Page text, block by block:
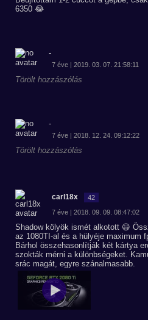
6350 😂
-
7 éve | 2019. 03. 07. 21:58:11
Törölt hozzászólás
-
7 éve | 2018. 12. 24. 09:12:22
Törölt hozzászólás
carl18x 42
7 éve | 2018. 09. 09. 08:47:02
Shadow kölyök ismét alkotott 😃
az 1080TI-al és a hülyéje maximum
Bárhol összehasonlítják két kártya
szokták mérni a különbségeket.
srác magát, egyre szánalmasabb.